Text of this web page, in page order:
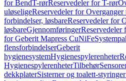
for BendT-rørReservedeler for T-rør
uløseligeReservedeler for Overganger
forbindelser, løsbareReservedeler for
løsbareGjennomføringerReservedeler
for Geberit Mapress CuNiFe
flensforbindelserGeberit
hygienesystemHygienespylerenheter
HygienespylerenheterTilbehør
dekkplaterSisterner og toalett-